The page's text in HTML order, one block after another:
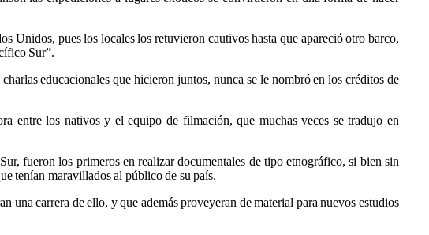
Unidos, pues los locales los retuvieron cautivos hasta que apareció otro barco,
Sur”.
educacionales que hicieron juntos, nunca se le nombró en los créditos de
entre los nativos y el equipo de filmación, que muchas veces se tradujo en
fueron los primeros en realizar documentales de tipo etnográfico, si bien sin
tenían maravillados al público de su país.
una carrera de ello, y que además proveyeran de material para nuevos estudios